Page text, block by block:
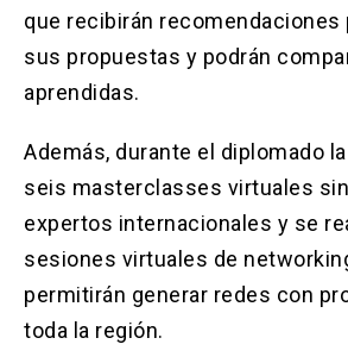
que recibirán recomendaciones
sus propuestas y podrán
aprendidas.
Además, durante el diplomado
seis masterclasses virtuales
expertos internacionales y se
sesiones virtuales de
permitirán generar redes con
toda la región.